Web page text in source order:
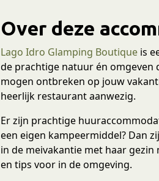
Over deze
Lago Idro Glamping Boutique is
de prachtige natuur én omgeven
mogen ontbreken op jouw
heerlijk restaurant aanwezig.
Er zijn prachtige
een eigen kampeermiddel? Dan
in de meivakantie met haar
en tips voor in de omgeving.